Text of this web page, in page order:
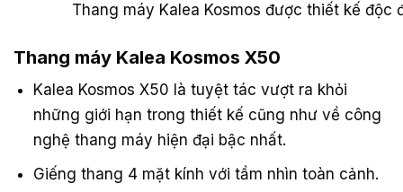
Thang máy Kalea Kosmos được thiết kế
Thang máy Kalea Kosmos X50
Kalea Kosmos X50 là tuyệt tác vượt ra khỏi
những giới hạn trong thiết kế cũng như về công
nghệ thang máy hiện đại bậc nhất.
Giếng thang 4 mặt kính với tầm nhìn toàn cảnh.